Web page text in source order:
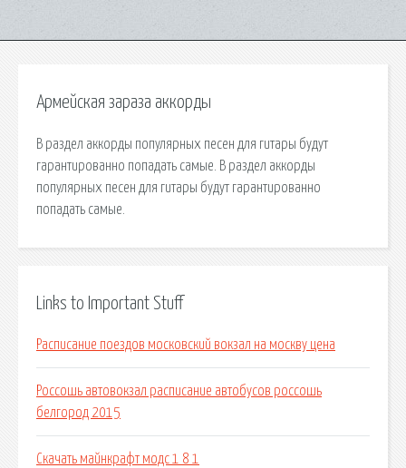
Армейская зараза аккорды
В раздел аккорды популярных песен для гитары будут
гарантированно попадать самые. В раздел аккорды
популярных песен для гитары будут гарантированно
попадать самые.
Links to Important Stuff
Расписание поездов московский вокзал на москву цена
Россошь автовокзал расписание автобусов россошь
белгород 2015
Скачать майнкрафт модс 1 8 1